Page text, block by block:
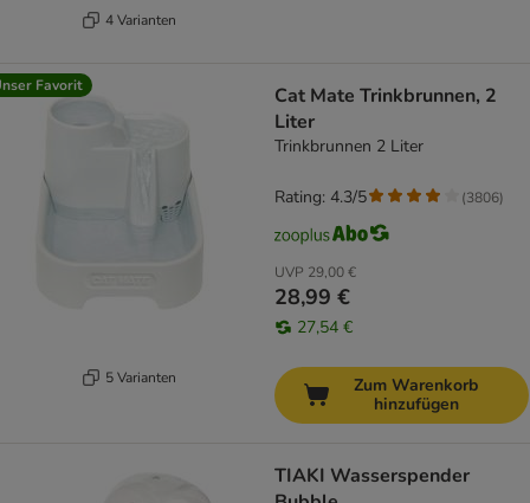
4 Varianten
Favorit
5 Varianten
Cat Mate Trinkbrunnen, 2
Liter
Trinkbrunnen 2 Liter
UVP 29,00 €
28,99 €
27,54 €
Rating: 4.3/5 (3806)
Zum Warenkorb
hinzufügen
TIAKI Wasserspender